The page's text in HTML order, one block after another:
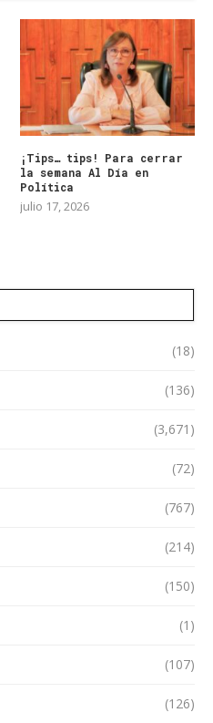
¡Tips… tips! Para cerrar
la semana Al Día en
Política
julio 17, 2026
(18)
(136)
(3,671)
(72)
(767)
(214)
(150)
(1)
(107)
(126)